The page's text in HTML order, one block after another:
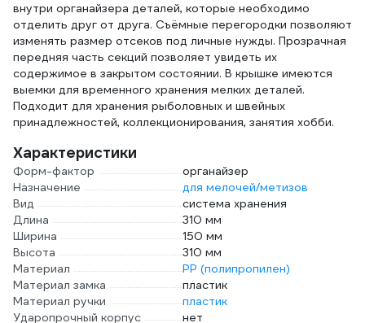
внутри органайзера деталей, которые необходимо
отделить друг от друга. Съёмные перегородки позволяют
изменять размер отсеков под личные нужды. Прозрачная
передняя часть секций позволяет увидеть их
содержимое в закрытом состоянии. В крышке имеются
выемки для временного хранения мелких деталей.
Подходит для хранения рыболовных и швейных
принадлежностей, коллекционирования, занятия хобби.
Характеристики
Форм-фактор
органайзер
Назначение
для мелочей/метизов
Вид
система хранения
Длина
310 мм
Ширина
150 мм
Высота
310 мм
Материал
PP (полипропилен)
Материал замка
пластик
Материал ручки
пластик
Ударопрочный корпус
нет